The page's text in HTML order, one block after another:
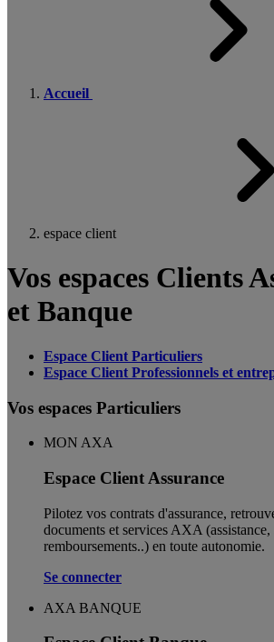
Accueil
espace client
Vos espaces Clients
et Banque
Espace Client Particuliers
Espace Client Professionnels et
Vos espaces Particuliers
MON AXA
Espace Client Assurance
Pilotez vos contrats d'assurance,
documents et services AXA (assistance,
remboursements..) en toute autonomie. ​
Se connecter
AXA BANQUE